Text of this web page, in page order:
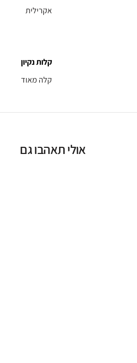
אקרילית
קלות נקיון
קלה מאוד
אולי תאהבו גם